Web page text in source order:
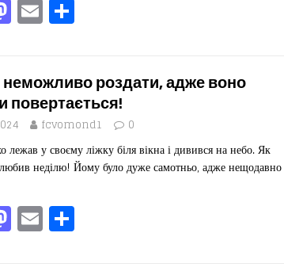
M
a
o
d
o
n
E
m
l ит
ис
я
роздати, адже воно
повертається!
fcvomond1 0
лежав у своєму ліжку біля вікна і дивився на небо. Як
неділю! Йому було дуже самотньо, адже нещодавно
M
a
E
m